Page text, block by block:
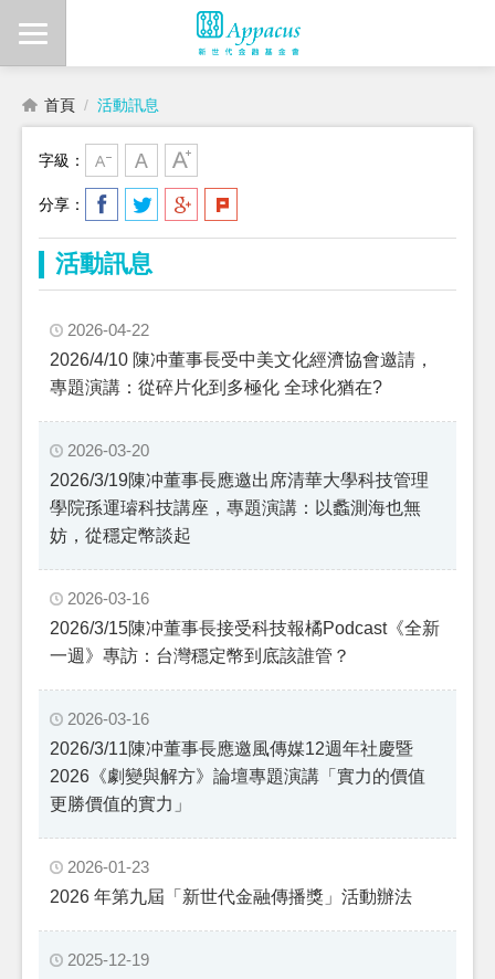
首頁 活動訊息
字級：
分享：
活動訊息
2026-04-22
2026/4/10 陳冲董事長受中美文化經濟協會邀請，
專題演講：從碎片化到多極化 全球化猶在?
2026-03-20
2026/3/19陳冲董事長應邀出席清華大學科技管理
學院孫運璿科技講座，專題演講：以蠡測海也無
妨，從穩定幣談起
2026-03-16
2026/3/15陳冲董事長接受科技報橘Podcast《全新
一週》專訪：台灣穩定幣到底該誰管？
2026-03-16
2026/3/11陳冲董事長應邀風傳媒12週年社慶暨
2026《劇變與解方》論壇專題演講「實力的價值
更勝價值的實力」
2026-01-23
2026 年第九屆「新世代金融傳播獎」活動辦法
2025-12-19